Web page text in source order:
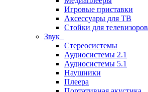
Игровые приставки
Аксессуары для ТВ
Стойки для телевизоров
Звук
Стереосистемы
Аудиосистемы 2.1
Аудиосистемы 5.1
Наушники
Плеера